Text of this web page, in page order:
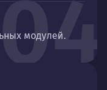
04
модулей.